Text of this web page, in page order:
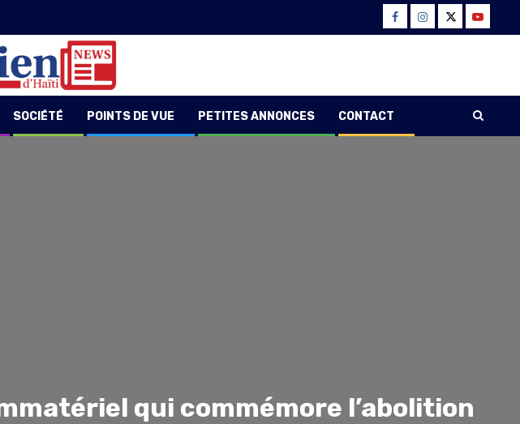
Facebook
Instagram
TwitterYoutube
SOCIÉTÉ POINTS DE VUE PETITES ANNONCES CONTACT
qui commémore l’abolition